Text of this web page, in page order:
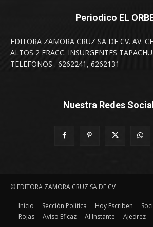
Periodico EL
EDITORA ZAMORA CRUZ SA DE CV. AV.
ALTOS 2 FRACC. INSURGENTES
TELEFONOS . 6262241, 6262131
Nuestra Redes
© EDITORA ZAMORA CRUZ SA DE CV
Inicio Sección Politica Hoy Escriben
Rojas
Aviso Eficaz Al Instante Ajedrez